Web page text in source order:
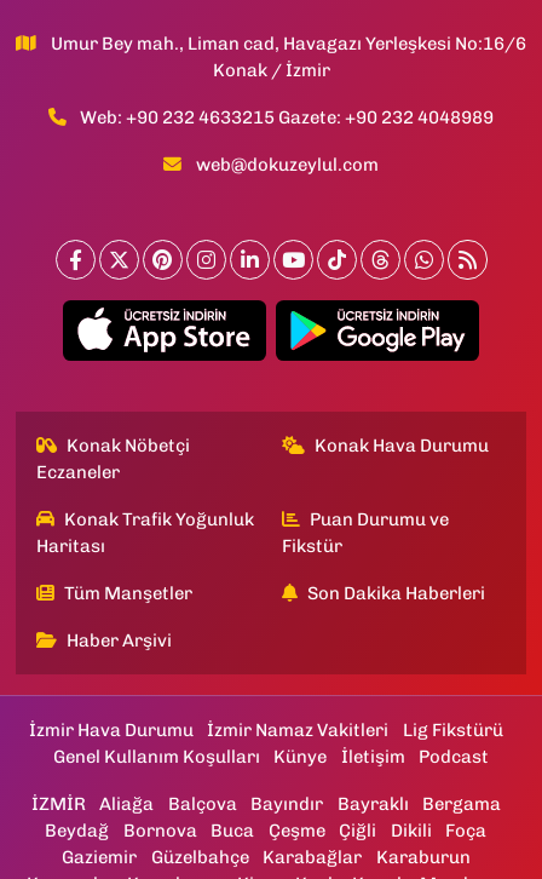
Umur Bey mah., Liman cad, Havagazı Yerleşkesi No:16/6
Konak / İzmir
Web: +90 232 4633215 Gazete: +90 232 4048989
web@dokuzeylul.com
Konak Nöbetçi
Eczaneler
Konak Hava Durumu
Konak Trafik Yoğunluk
Haritası
Puan Durumu ve
Fikstür
Tüm Manşetler Son Dakika Haberleri
Haber Arşivi
İzmir Hava Durumu İzmir Namaz Vakitleri
Lig Fikstürü
Genel Kullanım Koşulları
Künye İletişim Podcast
İZMİR Aliağa Balçova Bayındır Bayraklı
Bergama
Beydağ
Bornova Buca Çeşme Çiğli Dikili
Foça
Gaziemir
Güzelbahçe Karabağlar
Karaburun